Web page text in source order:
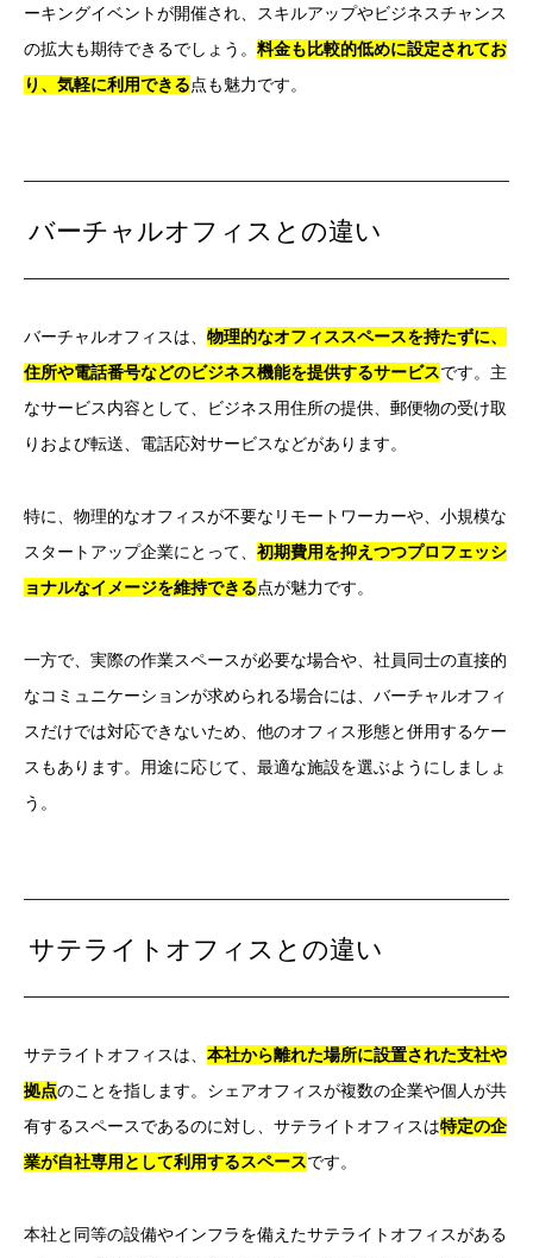
ーキングイベントが開催され、スキルアップやビジネスチャンス
の拡大も期待できるでしょう。 料金も比較的低めに設定されてお
り、気軽に利用できる点も魅力です。
バーチャルオフィスとの違い
バーチャルオフィスは、 物理的なオフィススペースを持たずに、
住所や電話番号などのビジネス機能を提供するサービスです。主
なサービス内容として、ビジネス用住所の提供、郵便物の受け取
りおよび転送、電話応対サービスなどがあります。
特に、物理的なオフィスが不要なリモートワーカーや、小規模な
スタートアップ企業にとって、 初期費用を抑えつつプロフェッシ
ョナルなイメージを維持できる点が魅力です。
一方で、実際の作業スペースが必要な場合や、社員同士の直接的
なコミュニケーションが求められる場合には、バーチャルオフィ
スだけでは対応できないため、他のオフィス形態と併用するケー
スもあります。用途に応じて、最適な施設を選ぶようにしましょ
う。
サテライトオフィスとの違い
サテライトオフィスは、 本社から離れた場所に設置された支社や
拠点のことを指します。シェアオフィスが複数の企業や個人が共
有するスペースであるのに対し、サテライトオフィスは特定の企
業が自社専用として利用するスペースです。
本社と同等の設備やインフラを備えたサテライトオフィスがある